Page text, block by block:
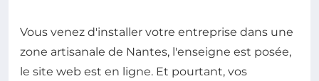
Vous venez d'installer votre entreprise dans une
zone artisanale de Nantes, l'enseigne est posée,
le site web est en ligne. Et pourtant, vos